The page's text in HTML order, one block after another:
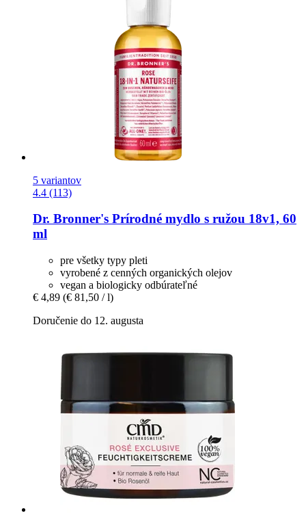
5 variantov
4.4 (113)
Dr. Bronner's Prírodné mydlo s ružou 18v1, 60
ml
pre všetky typy pleti
vyrobené z cenných organických olejov
vegan a biologicky odbúrateľné
€ 4,89 (€ 81,50 / l)
Doručenie do 12. augusta